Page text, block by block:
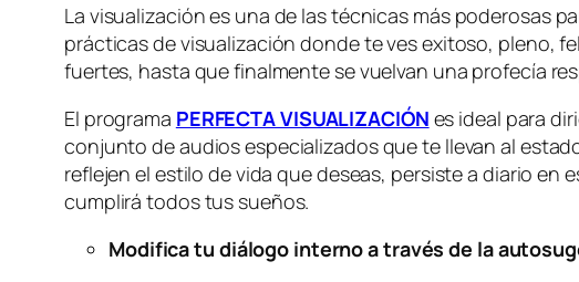
La visualización es una de las técnicas más poderosas
prácticas de visualización donde te ves exitoso, pleno,
fuertes, hasta que finalmente se vuelvan una profecía
El programa PERFECTA VISUALIZACIÓN es ideal para
conjunto de audios especializados que te llevan al
reflejen el estilo de vida que deseas, persiste a diario
cumplirá todos tus sueños.
Modifica tu diálogo interno a través de la